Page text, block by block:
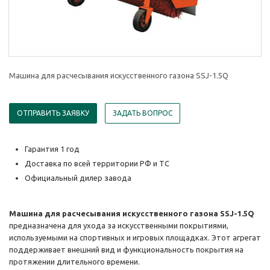
Машина для расчесывания искусственного газона SSJ-1.5Q
ОТПРАВИТЬ ЗАЯВКУ ЗАДАТЬ ВОПРОС
Гарантия 1 год
Доставка по всей территории РФ и ТС
Официальный дилер завода
Машина для расчесывания искусственного газона SSJ-1.5Q
предназначена для ухода за искусственными покрытиями,
используемыми на спортивных и игровых площадках. Этот агрегат
поддерживает внешний вид и функциональность покрытия на
протяжении длительного времени.